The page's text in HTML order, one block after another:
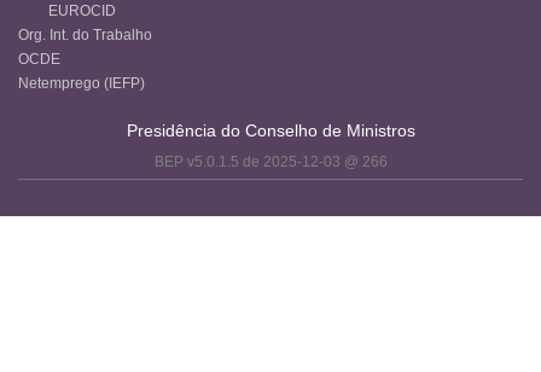
EUROCID
Org. Int. do Trabalho
OCDE
Netemprego (IEFP)
Presidência do Conselho de Ministros
BEP v5.0.1.5 de 2025-12-03 @ 266